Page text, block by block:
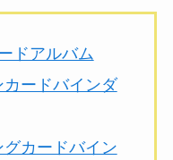
ドアルバム
ードバインダ
カードバイン